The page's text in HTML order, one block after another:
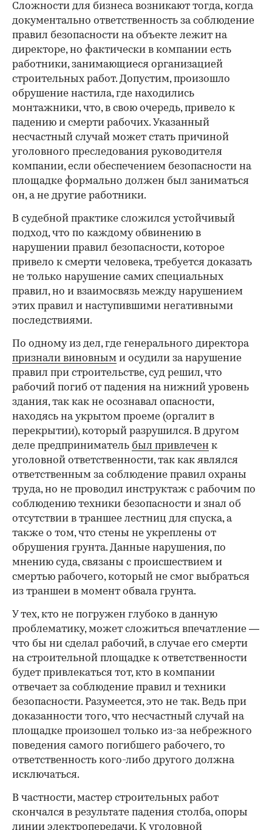
Сложности для бизнеса возникают тогда, когда
документально ответственность за соблюдение
правил безопасности на объекте лежит на
директоре, но фактически в компании есть
работники, занимающиеся организацией
строительных работ. Допустим, произошло
обрушение настила, где находились
монтажники, что, в свою очередь, привело к
падению и смерти рабочих. Указанный
несчастный случай может стать причиной
уголовного преследования руководителя
компании, если обеспечением безопасности на
площадке формально должен был заниматься
он, а не другие работники.
В судебной практике сложился устойчивый
подход, что по каждому обвинению в
нарушении правил безопасности, которое
привело к смерти человека, требуется доказать
не только нарушение самих специальных
правил, но и взаимосвязь между нарушением
этих правил и наступившими негативными
последствиями.
По одному из дел, где генерального директора
признали виновным и осудили за нарушение
правил при строительстве, суд решил, что
рабочий погиб от падения на нижний уровень
здания, так как не осознавал опасности,
находясь на укрытом проеме (оргалит в
перекрытии), который разрушился. В другом
деле предприниматель был привлечен к
уголовной ответственности, так как являлся
ответственным за соблюдение правил охраны
труда, но не проводил инструктаж с рабочим по
соблюдению техники безопасности и знал об
отсутствии в траншее лестниц для спуска, а
также о том, что стены не укреплены от
обрушения грунта. Данные нарушения, по
мнению суда, связаны с происшествием и
смертью рабочего, который не смог выбраться
из траншеи в момент обвала грунта.
У тех, кто не погружен глубоко в данную
проблематику, может сложиться впечатление —
что бы ни сделал рабочий, в случае его смерти
на строительной площадке к ответственности
будет привлекаться тот, кто в компании
отвечает за соблюдение правил и техники
безопасности. Разумеется, это не так. Ведь при
доказанности того, что несчастный случай на
площадке произошел только из-за небрежного
поведения самого погибшего рабочего, то
ответственность кого-либо другого должна
исключаться.
В частности, мастер строительных работ
скончался в результате падения столба, опоры
линии электропередачи. К уголовной